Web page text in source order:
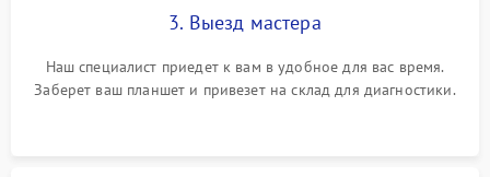
3. Выезд мастера
Наш специалист приедет к вам в удобное для вас время.
Заберет ваш планшет и привезет на склад для диагностики.